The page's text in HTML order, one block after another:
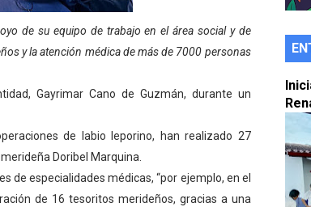
en el sector El Alcázar
la atención sanitaria en Ejido
para la instalación del detector Cherenkov de
LAGO Venezuela, edición Mérida
de políticas sociales en Mérida
de su equipo de trabajo en el área social y de
y la atención médica de más de 7000 personas
Gayrimar Cano de Guzmán, durante un
de labio leporino, han realizado 27
Doribel Marquina.
de especialidades médicas, “por ejemplo, en el
de 16 tesoritos merideños, gracias a una